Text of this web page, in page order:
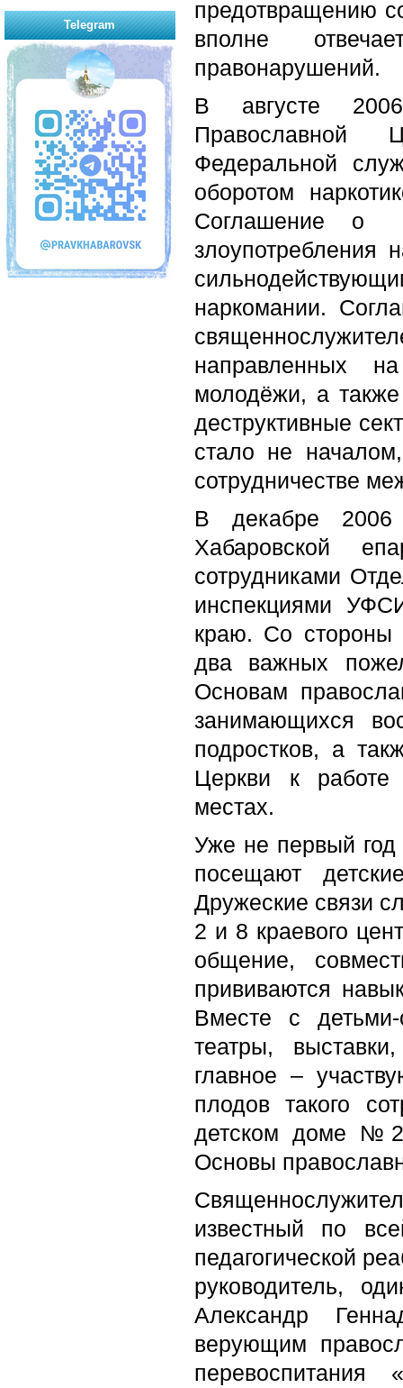
предотвращению
вполне
правонарушений.
В августе
Православной
Федеральной
оборотом
Соглашение о
злоупотребления
наркомании.
направленных
молодёжи, а
деструктивные
стало не
сотрудничестве
В декабре 2006
Хабаровской
сотрудниками
инспекциями
краю. Со стороны
два важных
Основам
занимающихся
подростков, а
Церкви к работе
местах.
Уже не первый
посещают
Дружеские связи
2 и 8 краевого
общение,
прививаются
Вместе с детьми-
театры,
главное –
плодов такого
детском доме №2
Основы
известный по
педагогической
руководитель,
Александр
верующим
Telegram